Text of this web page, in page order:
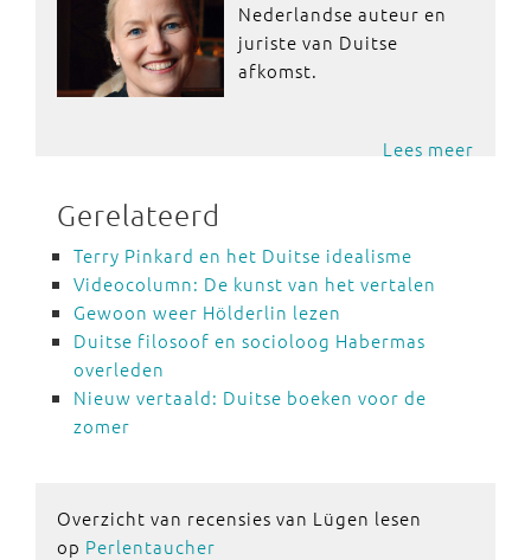
Nederlandse auteur en
juriste van Duitse
afkomst.
Lees meer
Gerelateerd
Terry Pinkard en het Duitse idealisme
Videocolumn: De kunst van het vertalen
Gewoon weer Hölderlin lezen
Duitse filosoof en socioloog Habermas
overleden
Nieuw vertaald: Duitse boeken voor de
zomer
Overzicht van recensies van Lügen lesen
op Perlentaucher